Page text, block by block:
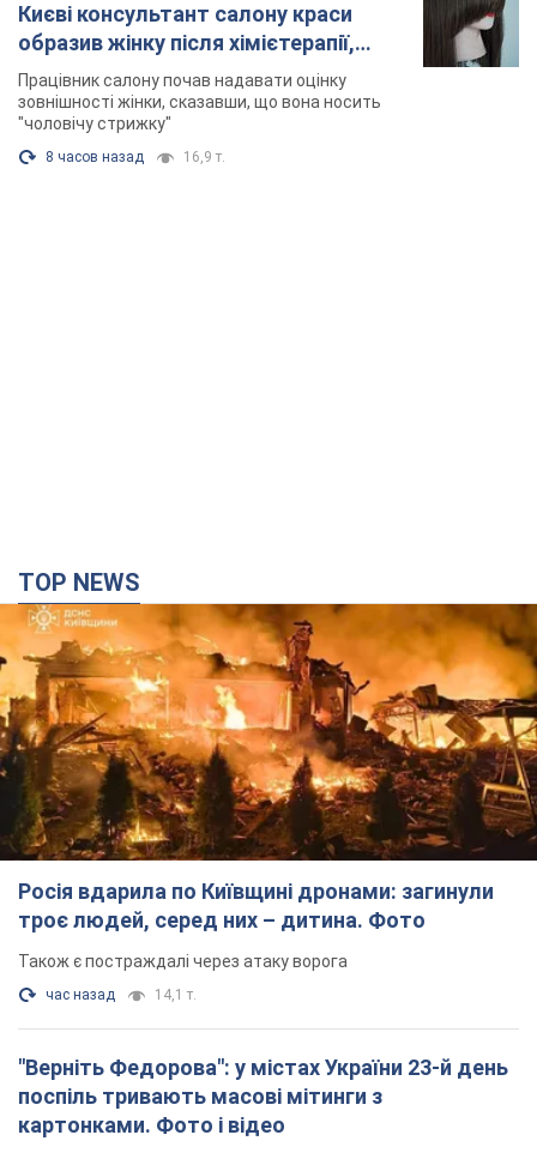
троє людей, серед них – дитина. Фото
Також є постраждалі через атаку ворога
час назад 14,1 т.
"Верніть Федорова": у містах України 23-й день
поспіль тривають масові мітинги з
картонками. Фото і відео
Учасники акцій продовжують серію щоденних протестів
7 часов назад 2,8 т.
Сенат США схвалив законопроєкт Грема про
санкції проти Росії: що далі
Документ передбачає нові економічні обмеження
7 часов назад 5,5 т.